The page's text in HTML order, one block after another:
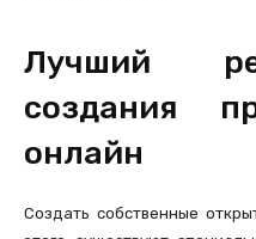
Лучший
создания
онлайн
Создать собственные